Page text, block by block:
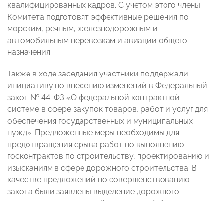
квалифицированных кадров. С учетом этого члены
Комитета подготовят эффективные решения по
морским, речным, железнодорожным и
автомобильным перевозкам и авиации общего
назначения.
Также в ходе заседания участники поддержали
инициативу по внесению изменений в Федеральный
закон № 44-ФЗ «О федеральной контрактной
системе в сфере закупок товаров, работ и услуг для
обеспечения государственных и муниципальных
нужд». Предложенные меры необходимы для
предотвращения срыва работ по выполнению
госконтрактов по строительству, проектированию и
изысканиям в сфере дорожного строительства. В
качестве предложений по совершенствованию
закона были заявлены выделение дорожного